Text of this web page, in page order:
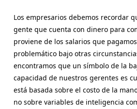
Los empresarios debemos recordar
gente que cuenta con dinero para
proviene de los salarios que
problemático bajo otras
encontramos que un símbolo de la
capacidad de nuestros gerentes es
está basada sobre el costo de la
no sobre variables de inteligencia